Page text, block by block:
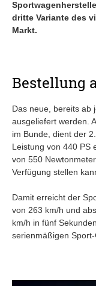
dritte Variante des
Markt.
Bestellung
Das neue, bereits ab
ausgeliefert werden.
im Bunde, dient der
Leistung von 440 PS
von 550
Verfügung stellen
Damit erreicht der
von 263 km/h und
km/h in fünf
serienmäßigen Sport-